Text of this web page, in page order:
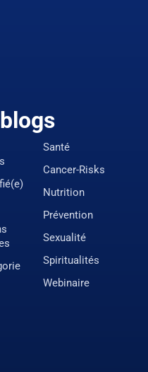
Santé
Cancer-Risks
Nutrition
Prévention
Sexualité
Spiritualités
Webinaire